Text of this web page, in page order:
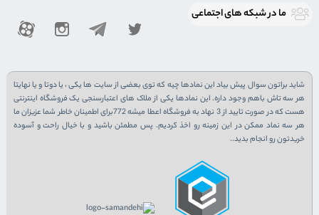
ما در شبكه های اجتماعی
شاید براتون سوال پیش بیاد این نمادها چیه که توی بعضی از سایت ها یکی ، یا دوتا و یا نهایتا
هر سه تاش باهم وجود داره. این نمادها یکی از ملاک های اعتبارسنجی یک فروشگاه اینترنتی
هست که در صورت تایید از 3 نهاد به فروشگاه اعطا میشه 772برای اطمینان خاطر شما عزیزان ما
هر سه نماد ممکن در این زمینه رو اخذ کردیم. پس مطمئن باشید و با خیال راحت و آسوده
خریدتون رو انجام بدید..